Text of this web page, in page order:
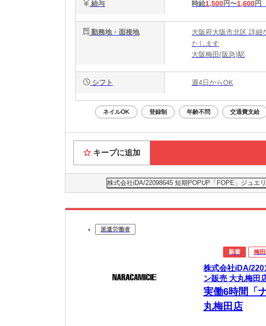
給与 時給1,500円〜1,600円
勤務地・面接地
大阪府大阪市北区 詳細
たします
大阪梅田(阪急)駅
シフト 週4日からOK
ネイルOK 登録制 年齢不問 交通費支給
キープに追加
株式会社iDA/22098645 短期POPUP「FOPE」ジュエ
派遣労働者
新着 梅
株式会社iDA/
ン販売 大丸梅田
実働6時間「
丸梅田店